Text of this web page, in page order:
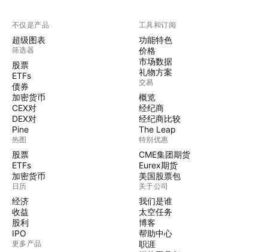
不仅是产品
超级图表
筛选器
股票
ETFs
债券
加密货币
CEX对
DEX对
Pine
热图
股票
ETFs
加密货币
日历
经济
收益
股利
IPO
更多产品
工具和订阅
功能特色
价格
市场数据
礼物方案
交易
概览
经纪商
经纪商比较
The Leap
特别优惠
CME集团期货
Eurex期货
美国股票包
关于公司
我们是谁
太空任务
博客
帮助中心
职涯